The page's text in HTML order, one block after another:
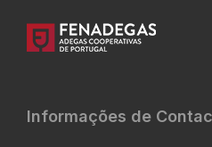
Informações de